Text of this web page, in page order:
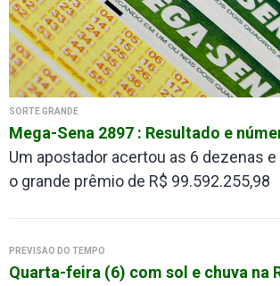
SORTE GRANDE
Mega-Sena 2897 : Resultado e
Um apostador acertou as 6 dezenas
o grande prêmio de R$ 99.592.255,98
PREVISÃO DO TEMPO
Quarta-feira (6) com sol e chuva na